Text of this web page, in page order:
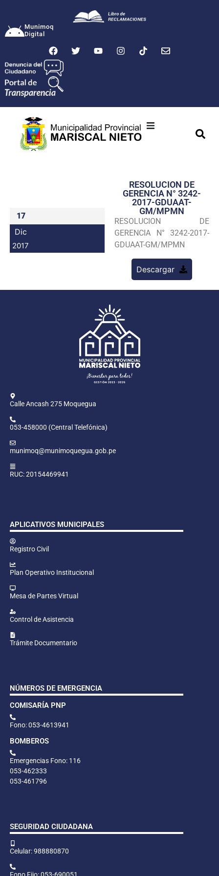
Munimoq
Digital
Transparencia
Seguridad
Programas
17
Dic
2017
RESOLUCION DE
GERENCIA N° 3242-
2017-GDUAAT-
GM/MPMN
RESOLUCION DE
GERENCIA N° 3242-2017-
GDUAAT-GM/MPMN
Descargar
Calle Ancash 275 Moquegua
053-458000 (Central Telefónica)
munimoq@munimoquegua.gob.pe
RUC: 20154469941
APLICATIVOS MUNICIPALES
Registro Civil
Plan Operativo Institucional
Mesa de Partes Virtual
Control de Asistencia
Trámite Documentario
NÚMEROS DE EMERGENCIA
COMISARÍA PNP
Fono: 053-4613941
BOMBEROS
Emergencias Fono: 116
053-462333
053-461796
SEGURIDAD CIUDADANA
Celular: 988880870
Fono Fijo: 053-690051